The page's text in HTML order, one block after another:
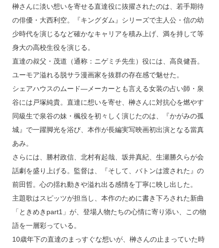
榊さんに淡い想いを寄せる直達役に抜擢されたのは、若手期待
の俳優・大西利空。『キングダム』シリーズで主人公・信の幼
少時代を演じるなど確かなキャリアを積み上げ、満を持して等
身大の高校生役を演じる。
直達の叔父・茂道（通称：ニゲミチ先生）役には、高良健吾。
ユーモア溢れる脱サラ漫画家を抜群の存在感で魅せた。
シェアハウスのムード―メーカーとも言える女装の占い師・泉
谷には戸塚純貴。直達に想いを寄せ、榊さんに対抗心を燃やす
同級生で泉谷の妹・楓役を初々しく演じたのは、『かがみの孤
城』で一躍脚光を浴び、本作が長編実写映画初出演となる當真
あみ。
さらには、勝村政信、北村有起哉、坂井真紀、生瀬勝久らが会
話劇を盛り上げる。監督は、『そして、バトンは渡された』の
前田哲。心の揺れ動きや溢れ出る感情を丁寧に映し出した。
主題歌はスピッツが担当し、本作のために書き下ろされた新曲
「ときめきpart1」が、登場人物たちの心情に寄り添い、この物
語を一層彩っている。
10歳年下の直達のまっすぐな想いが、榊さんの止まっていた時